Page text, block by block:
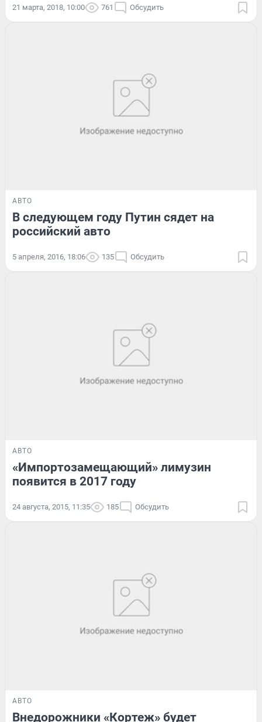
21 марта, 2018, 10:00 761 Обсудить
АВТО
В следующем году Путин сядет на
российский авто
5 апреля, 2016, 18:06 135 Обсудить
АВТО
«Импортозамещающий» лимузин
появится в 2017 году
24 августа, 2015, 11:35 185 Обсудить
АВТО
Внедорожники «Кортеж» будет